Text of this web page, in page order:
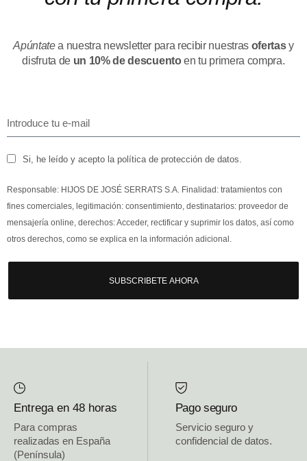
Apúntatea nuestra newsletter para recibir nuestras ofertasy
disfruta de un 10% de descuentoen tu primera compra.
Si, he leído y acepto la política de protección de datos.
Responsable: HIJOS DE JOSÉ SERRATS S.A. Finalidad: tratamientos con
fines comerciales, legitimación: consentimiento, destinatarios: proveedor de
mensajería online, derechos: Acceder, rectificar y suprimir los datos, así como
otros derechos, como se explica en la información adicional.
SUBSCRIBETE AHORA
Entrega en 48 horas
Para compras
realizadas en España
(Península)
Pago seguro
Servicio seguro y
confidencial de datos.